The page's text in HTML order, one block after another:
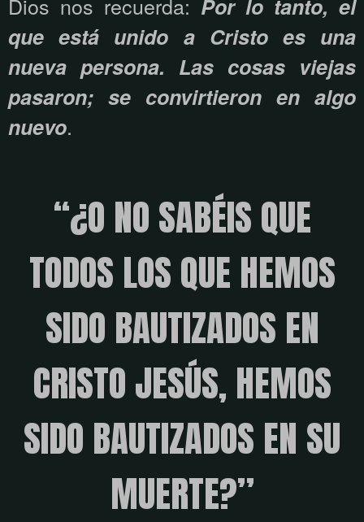
Por lo tanto, el
que está unido a Cristo es una
nueva persona. Las cosas viejas
pasaron; se convirtieron en algo
nuevo.
“¿O NO SABÉIS QUE
TODOS LOS QUE HEMOS
SIDO BAUTIZADOS EN
CRISTO JESÚS, HEMOS
SIDO BAUTIZADOS EN SU
MUERTE?”